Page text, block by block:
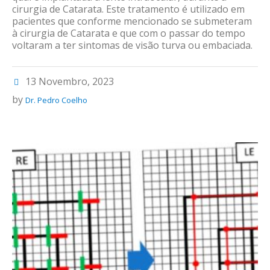
cirurgia de Catarata. Este tratamento é utilizado em
pacientes que conforme mencionado se submeteram
à cirurgia de Catarata e que com o passar do tempo
voltaram a ter sintomas de visão turva ou embaciada.
13 Novembro, 2023
by Dr. Pedro Coelho